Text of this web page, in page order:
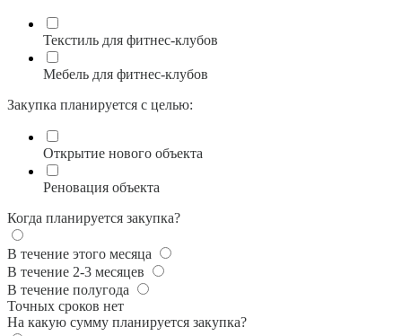
Текстиль для фитнес-клубов
Мебель для фитнес-клубов
Закупка планируется с целью:
Открытие нового объекта
Реновация объекта
Когда планируется закупка?
В течение этого месяца
В течение 2-3 месяцев
В течение полугода
Точных сроков нет
На какую сумму планируется закупка?